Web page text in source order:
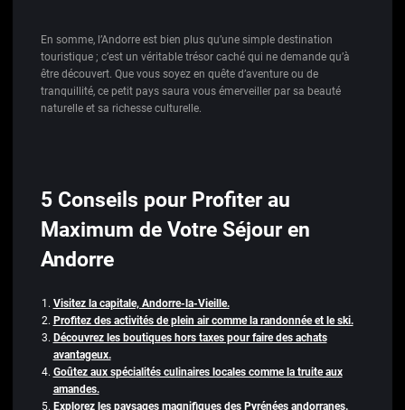
En somme, l’Andorre est bien plus qu’une simple destination
touristique ; c’est un véritable trésor caché qui ne demande qu’à
être découvert. Que vous soyez en quête d’aventure ou de
tranquillité, ce petit pays saura vous émerveiller par sa beauté
naturelle et sa richesse culturelle.
5 Conseils pour Profiter au
Maximum de Votre Séjour en
Andorre
Visitez la capitale, Andorre-la-Vieille.
Profitez des activités de plein air comme la randonnée et le ski.
Découvrez les boutiques hors taxes pour faire des achats
avantageux.
Goûtez aux spécialités culinaires locales comme la truite aux
amandes.
Explorez les paysages magnifiques des Pyrénées andorranes.